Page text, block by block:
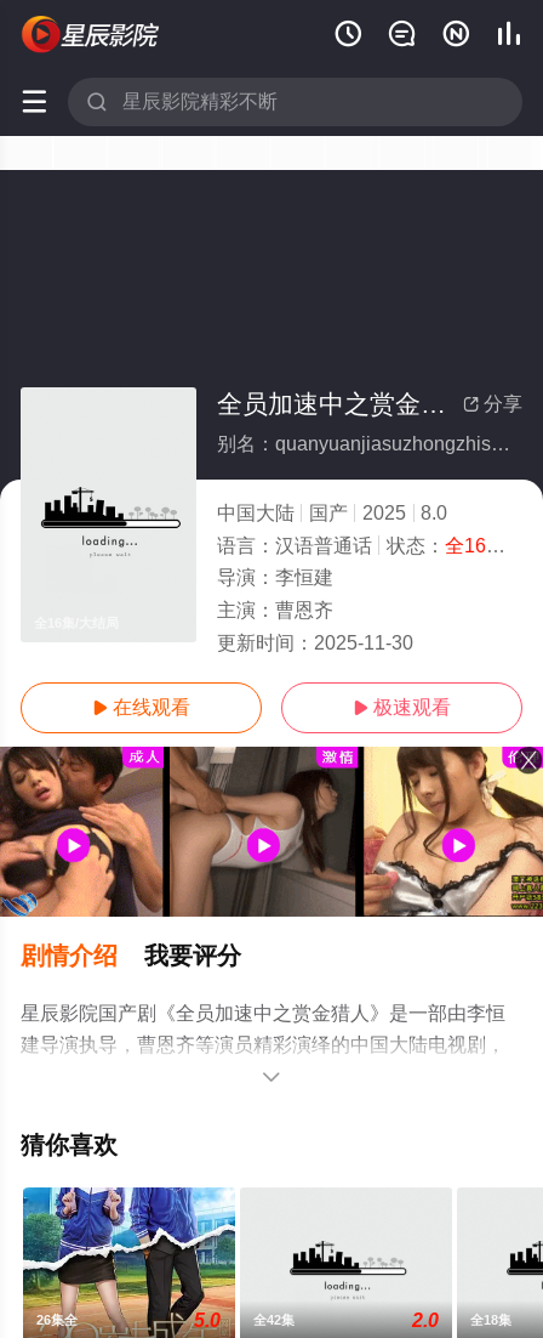
   
 
 分享
全员加速中之赏金猎人(全集)
别名：quanyuanjiasuzhongzhishangjinlieren
中国大陆 国产 2025
8.0
语言： 汉语普通话 状态： 全16集
导演： 李恒建
主演： 曹恩齐
更新时间： 2025-11-30
 在线观看  极速观看
剧情介绍 我要评分
星辰影院国产剧《全员加速中之赏金猎人》是一部由李恒
建导演执导，曹恩齐等演员精彩演绎的中国大陆电视剧，
大结局剧情已揭晓（全16集），免费观看高清未删减完整
电视剧、电视猫或剧情网等平台了解。

猜你喜欢
26集全 5.0 全42集 2.0 全18集